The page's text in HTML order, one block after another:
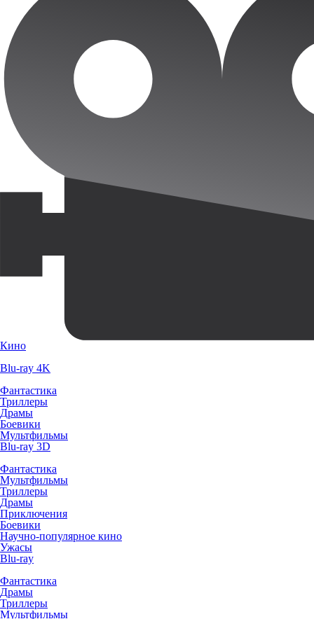
Кино
Blu-ray 4K
Фантастика
Триллеры
Драмы
Боевики
Мультфильмы
Blu-ray 3D
Фантастика
Мультфильмы
Триллеры
Драмы
Приключения
Боевики
Научно-популярное кино
Ужасы
Blu-ray
Фантастика
Драмы
Триллеры
Мультфильмы